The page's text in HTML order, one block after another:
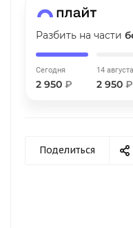
Разбить на части
Сегодня
2 950 ₽
14 августа
2 950₽
Поделиться